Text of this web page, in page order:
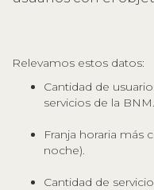
Relevamos estos datos:
Cantidad de
servicios de la BNM.
Franja horaria más
noche).
Cantidad de